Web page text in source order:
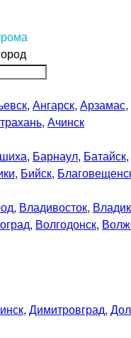
, Ангарск, Арзамас,
, Ачинск
, Барнаул, Батайск,
, Бийск,
, Владивосток,
, Волгодонск,
, Димитровград,